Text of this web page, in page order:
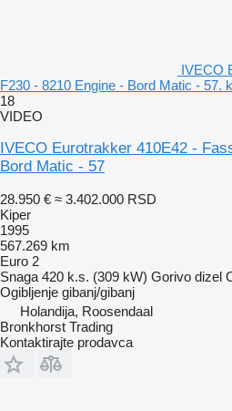
IVECO
F230 - 8210 Engine - Bord Matic - 57.
18
VIDEO
IVECO Eurotrakker 410E42 -
Bord Matic - 57
28.950 € ≈ 3.402.000 RSD
Kiper
1995
567.269 km
Euro 2
Snaga 420 k.s. (309 kW) Gorivo dizel
Ogibljenje gibanj/gibanj
Holandija, Roosendaal
Bronkhorst Trading
Kontaktirajte prodavca